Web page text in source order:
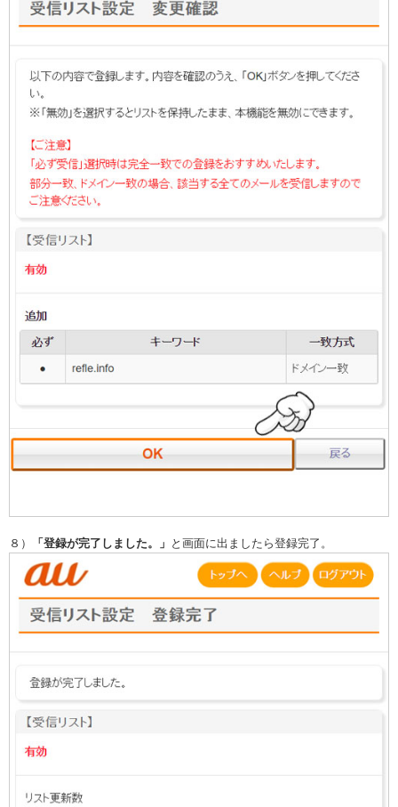
８） 「登録が完了しました。」 と画面に出ましたら登録完了。